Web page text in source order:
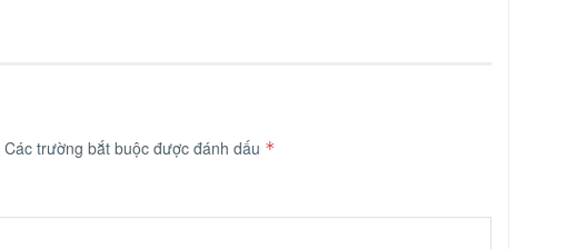
Các trường bắt buộc được đánh dấu *